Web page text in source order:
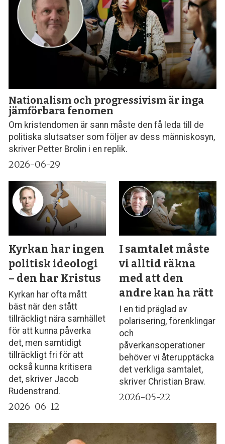
Nationalism och progressivism är inga
jämförbara fenomen
Om kristendomen är sann måste den få leda till de
politiska slutsatser som följer av dess människosyn,
skriver Petter Brolin i en replik.
2026-06-29
Kyrkan har ingen
politisk ideologi
– den har Kristus
Kyrkan har ofta mått
bäst när den stått
tillräckligt nära samhället
för att kunna påverka
det, men samtidigt
tillräckligt fri för att
också kunna kritisera
det, skriver Jacob
Rudenstrand.
2026-06-12
I samtalet måste
vi alltid räkna
med att den
andre kan ha rätt
I en tid präglad av
polarisering, förenklingar
och
påverkansoperationer
behöver vi återupptäcka
det verkliga samtalet,
skriver Christian Braw.
2026-05-22